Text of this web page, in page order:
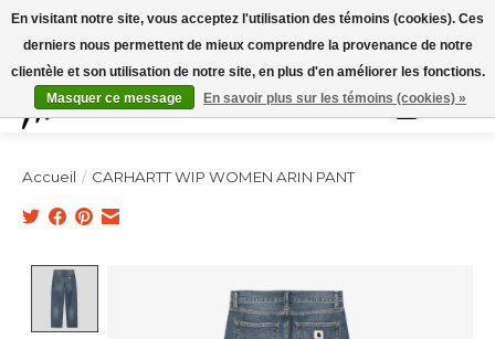
Expédition sous 48h / Livraison gratuite dès 150€ d'achats / -10% avec le code
"4MILKZOO"
Liste de
Panier
Accueil / CARHARTT WIP WOMEN ARIN PANT
En visitant notre site, vous acceptez l'utilisation des témoins (cookies). Ces
derniers nous permettent de mieux comprendre la provenance de notre
clientèle et son utilisation de notre site, en plus d'en améliorer les fonctions.
Masquer ce message
En savoir plus sur les témoins (cookies) »